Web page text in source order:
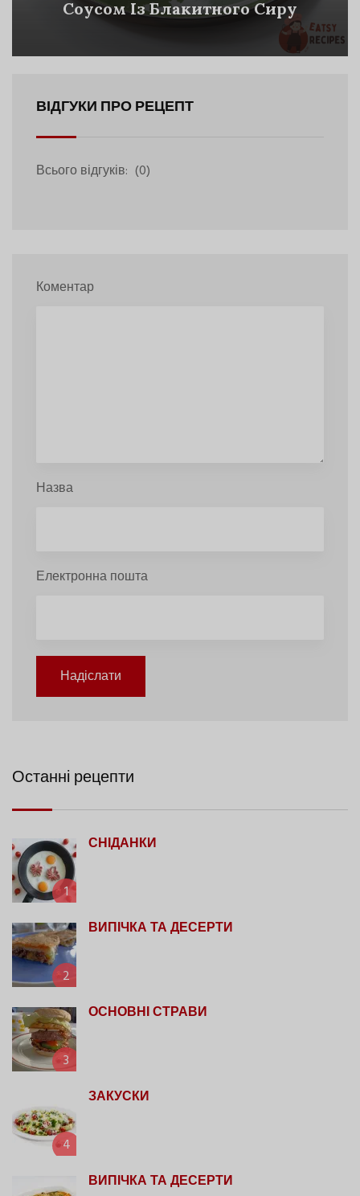
Соусом Із Блакитного Сиру
ВІДГУКИ ПРО РЕЦЕПТ
Всього відгуків: (0)
Коментар
Назва
Електронна пошта
Надіслати
Останні рецепти
1
СНІДАНКИ
2
ВИПІЧКА ТА ДЕСЕРТИ
3
ОСНОВНІ СТРАВИ
4
ЗАКУСКИ
ВИПІЧКА ТА ДЕСЕРТИ